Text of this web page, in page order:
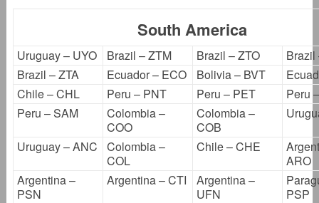
South America
Uruguay – UYO Brazil – ZTM Brazil – ZTO
Brazil
Brazil – ZTA
Ecuador – ECO Bolivia – BVT
Chile – CHL
Peru – PNT Peru – PET
Peru
Peru – SAM
Colombia –
COO
Colombia –
COB
Uruguay – ANC
Colombia –
COL
Chile – CHE
ARO
Argentina –
PSN
Argentina – CTI
Argentina –
UFN
PSP